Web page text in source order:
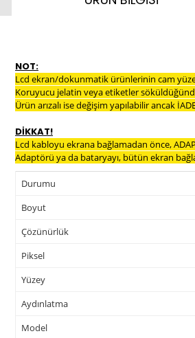
NOT:
Lcd ekran/dokunmatik ürünlerinin cam
Koruyucu jelatin veya etiketler
Ürün arızalı ise değişim yapılabilir ancak
DİKKAT!
Lcd kabloyu ekrana bağlamadan önce,
Adaptörü ya da bataryayı, bütün ekran
Durumu
Boyut
Çözünürlük
Piksel
Yüzey
Aydınlatma
Model